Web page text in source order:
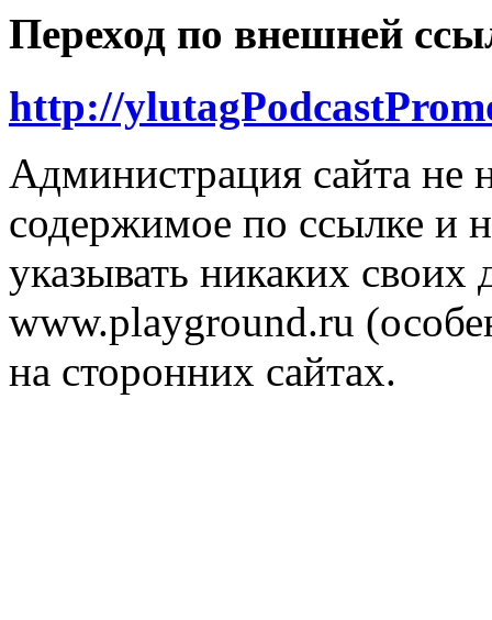
Переход по внешней
http://
Администрация сайта не
содержимое по ссылке и
указывать никаких
www.playground.ru
на сторонних сайтах.